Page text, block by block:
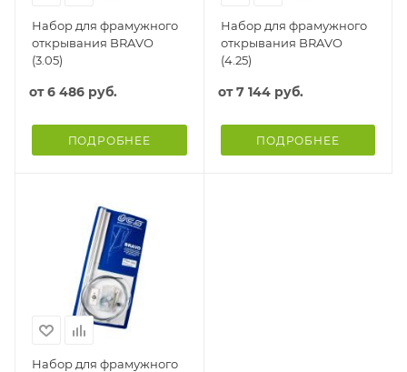
Набор для фрамужного
открывания BRAVO
(3.05)
от6 486 руб.
ПОДРОБНЕЕ
Набор для фрамужного
открывания BRAVO
(4.25)
от7 144 руб.
ПОДРОБНЕЕ
Набор для фрамужного